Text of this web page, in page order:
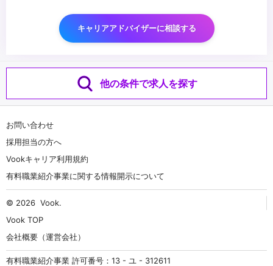
キャリアアドバイザーに相談する
他の条件で求人を探す
お問い合わせ
採用担当の方へ
Vookキャリア利用規約
有料職業紹介事業に関する情報開示について
© 2026 Vook.
Vook TOP
会社概要（運営会社）
有料職業紹介事業 許可番号：13 - ユ - 312611